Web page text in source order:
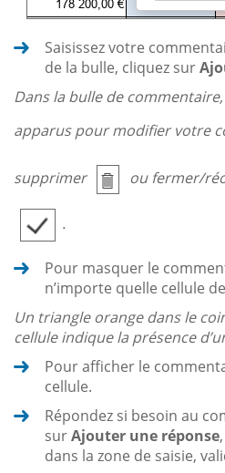
Saisissez votre
de la bulle, cliquez sur
Dans la bulle de
apparus pour modifier votre
supprimer ou fermer/
.
Pour masquer le
n’importe quelle cellule
Un triangle orange dans le
cellule indique la présence
Pour afficher le
cellule.
Répondez si besoin au
surAjouter une réponse
dans la zone de saisie,